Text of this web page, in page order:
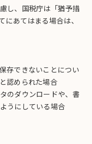
し、国税庁は「猶予措
にあてはまる場合は、
存できないことについ
認められた場合
のダウンロードや、書
うにしている場合